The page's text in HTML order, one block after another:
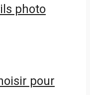
photo
pour